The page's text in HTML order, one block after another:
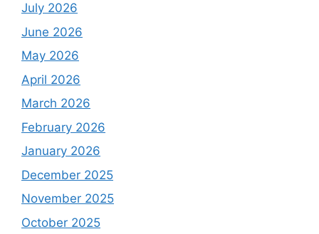
July 2026
June 2026
May 2026
April 2026
March 2026
February 2026
January 2026
December 2025
November 2025
October 2025